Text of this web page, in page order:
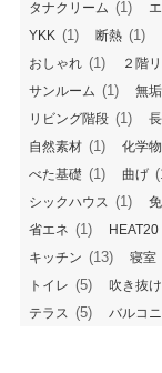
コラム
よくある質問
会社概要
タナクリーム (1)
YKK (1) 断熱 (1)
おしゃれ (1) ２階
サンルーム (1) 無垢
リビング階段 (1)
自然素材 (1) 化学
べた基礎 (1) 曲げ
シックハウス (1)
省エネ (1) HEAT20
キッチン (13) 寝室
トイレ (5) 吹き抜け
テラス (5) バルコ